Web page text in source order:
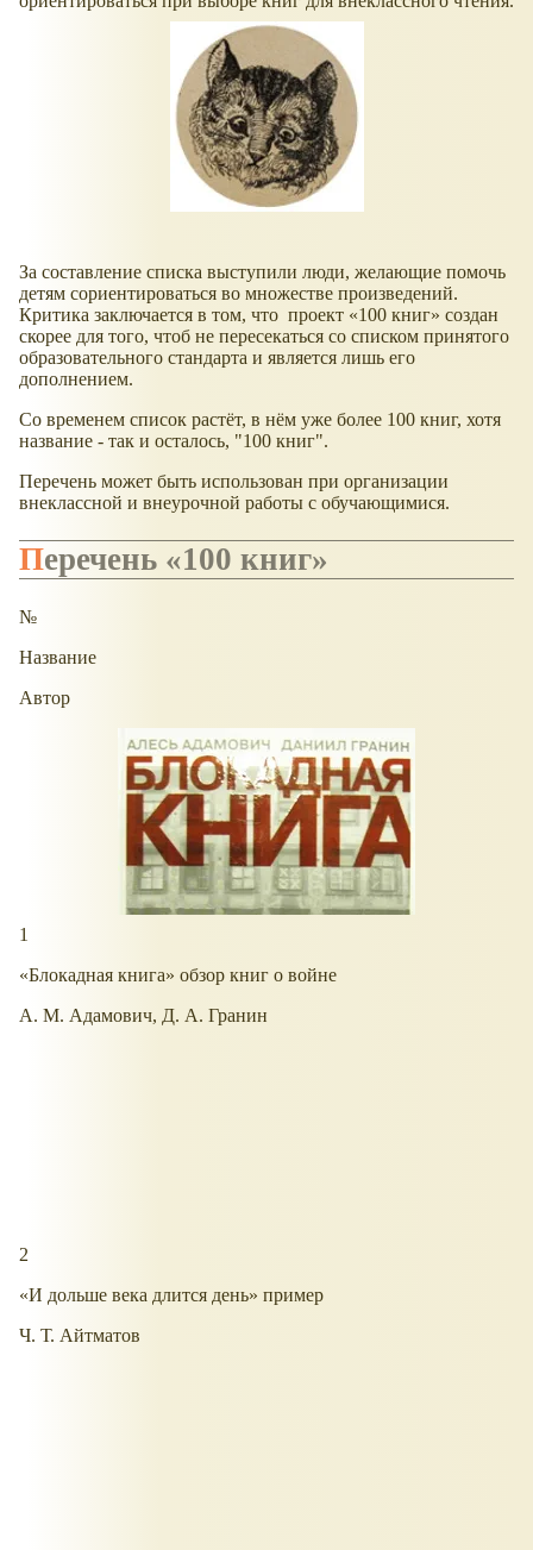
За составление списка выступили люди, желающие помочь
детям сориентироваться во множестве произведений.
Критика заключается в том, что проект «100 книг» создан
скорее для того, чтоб не пересекаться со списком принятого
образовательного стандарта и является лишь его
дополнением.
Со временем список растёт, в нём уже более 100 книг, хотя
название - так и осталось, "100 книг".
Перечень может быть использован при организации
внеклассной и внеурочной работы с обучающимися.
Перечень «100 книг»
№
Название
Автор
1
«Блокадная книга» обзор книг о войне
А. М. Адамович, Д. А. Гранин
2
«И дольше века длится день» пример
Ч. Т. Айтматов